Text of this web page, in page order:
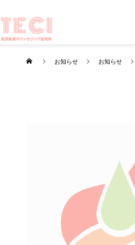
お知らせ お知らせ